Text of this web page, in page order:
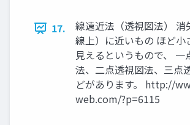
17.
線遠近法（透視図法） 消
線上）に近いもの ほど小
見えるというもので、 一
法、二点透視図法、三点
どがあります。 http://
web.com/?p=6115